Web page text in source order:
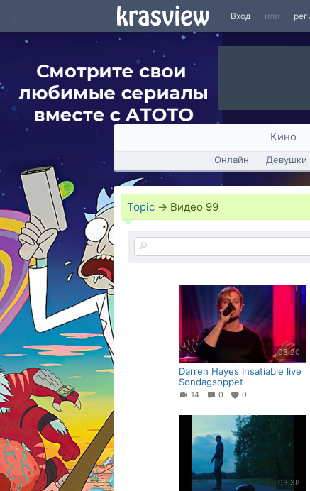
Вход или
Кино
Онлайн Девушки
Topic → Видео 99
03:20
Darren Hayes Insatiable live
Sondagsoppet
14 0 0
03:38